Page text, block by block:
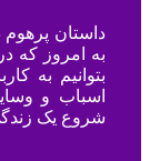
به امروز که
بتوانیم به
اسباب و
شروع یک زندگی